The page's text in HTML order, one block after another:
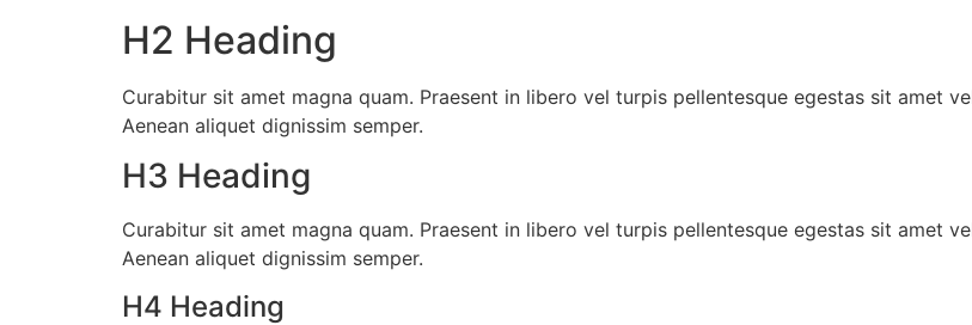
H2 Heading
Curabitur sit amet magna quam. Praesent in libero vel turpis pellentesque egestas sit amet
Aenean aliquet dignissim semper.
H3 Heading
Curabitur sit amet magna quam. Praesent in libero vel turpis pellentesque egestas sit amet
Aenean aliquet dignissim semper.
H4 Heading